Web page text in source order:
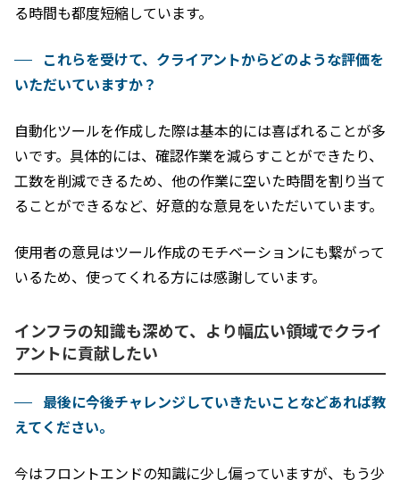
る時間も都度短縮しています。
これらを受けて、クライアントからどのような評価を
いただいていますか？
自動化ツールを作成した際は基本的には喜ばれることが多
いです。具体的には、確認作業を減らすことができたり、
工数を削減できるため、他の作業に空いた時間を割り当て
ることができるなど、好意的な意見をいただいています。
使用者の意見はツール作成のモチベーションにも繋がって
いるため、使ってくれる方には感謝しています。
インフラの知識も深めて、より幅広い領域でクライ
アントに貢献したい
最後に今後チャレンジしていきたいことなどあれば教
えてください。
今はフロントエンドの知識に少し偏っていますが、もう少